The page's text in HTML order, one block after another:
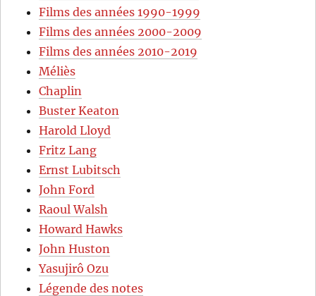
Films des années 1990-1999
Films des années 2000-2009
Films des années 2010-2019
Méliès
Chaplin
Buster Keaton
Harold Lloyd
Fritz Lang
Ernst Lubitsch
John Ford
Raoul Walsh
Howard Hawks
John Huston
Yasujirô Ozu
Légende des notes